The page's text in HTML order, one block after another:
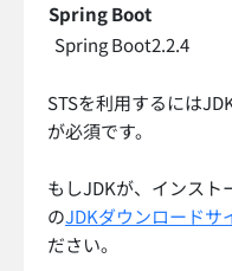
Spring Boot
Spring Boot2.2.4
STSを利用するには
が必須です。
もしJDKが、インス
のJDKダウンロードサ
ださい。